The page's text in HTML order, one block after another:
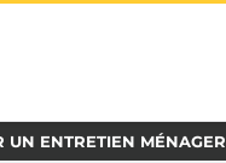
UN ENTRETIEN